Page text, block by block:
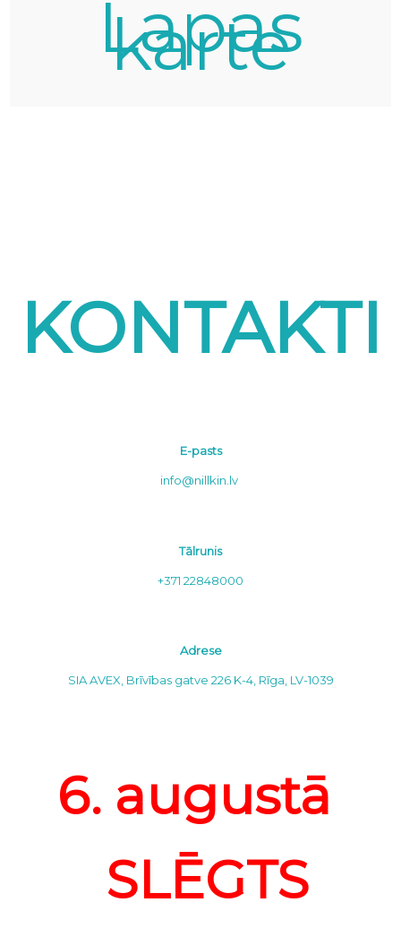
Lapas
karte
KONTAKTI
E-pasts
info@nillkin.lv
Tālrunis
+371 22848000
Adrese
SIA AVEX, Brīvības gatve 226 K-4, Rīga, LV-1039
6. augustā
SLĒGTS